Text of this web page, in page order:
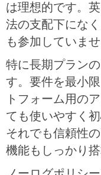
は理想的です。
法の支配下にな
も参加していませ
特に長期プラン
す。要件を最小
トフォーム用の
ても使いやすく
それでも信頼性
機能もしっかり搭